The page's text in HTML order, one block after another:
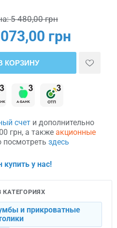
5 480,00 грн
грн
КОРЗИНУ
счет и дополнительно
грн, а также акционные
здесь
купить у нас!
КАТЕГОРИЯХ
и прикроватные